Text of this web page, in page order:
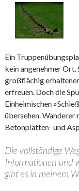
Ein
kein angenehmer Ort.
großflächig
erfreuen. Doch die
Einheimischen
übersehen. Wanderer
Betonplatten- und
Die vollständige
Informationen und
gibt es in meinem